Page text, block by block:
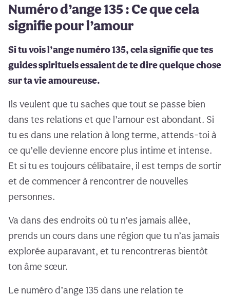
Numéro d’ange 135 : Ce que cela
signifie pour l’amour
Si tu vois l’ange numéro 135, cela signifie que tes
guides spirituels essaient de te dire quelque chose
sur ta vie amoureuse.
Ils veulent que tu saches que tout se passe bien
dans tes relations et que l’amour est abondant. Si
tu es dans une relation à long terme, attends-toi à
ce qu’elle devienne encore plus intime et intense.
Et si tu es toujours célibataire, il est temps de sortir
et de commencer à rencontrer de nouvelles
personnes.
Va dans des endroits où tu n’es jamais allée,
prends un cours dans une région que tu n’as jamais
explorée auparavant, et tu rencontreras bientôt
ton âme sœur.
Le numéro d’ange 135 dans une relation te